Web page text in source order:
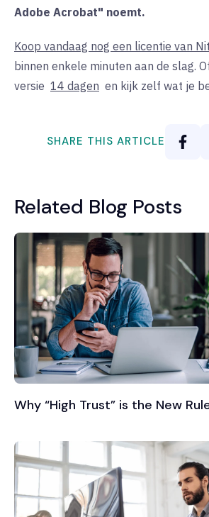
Adobe Acrobat" noemt.
Koop vandaag nog een licentie van
binnen enkele minuten aan de slag.
versie 14 dagen en kijk zelf wat je
SHARE THIS ARTICLE
Related Blog Posts
Why “High Trust” is the New